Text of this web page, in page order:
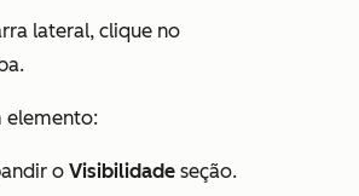
lateral, clique no
elemento:
o Visibilidade seção.